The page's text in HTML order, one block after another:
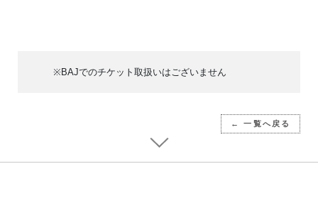
※BAJでのチケット取扱いはございません
← 一覧へ戻る